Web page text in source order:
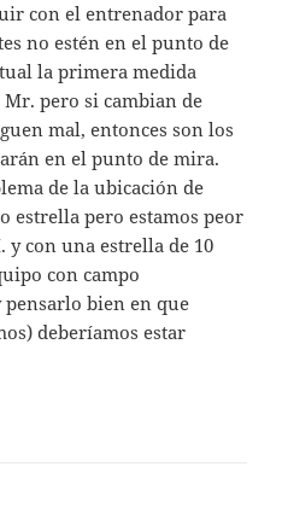
con el entrenador para
no estén en el punto de
la primera medida
pero si cambian de
mal, entonces son los
en el punto de mira.
de la ubicación de
estrella pero estamos peor
y con una estrella de 10
con campo
pensarlo bien en que
deberíamos estar